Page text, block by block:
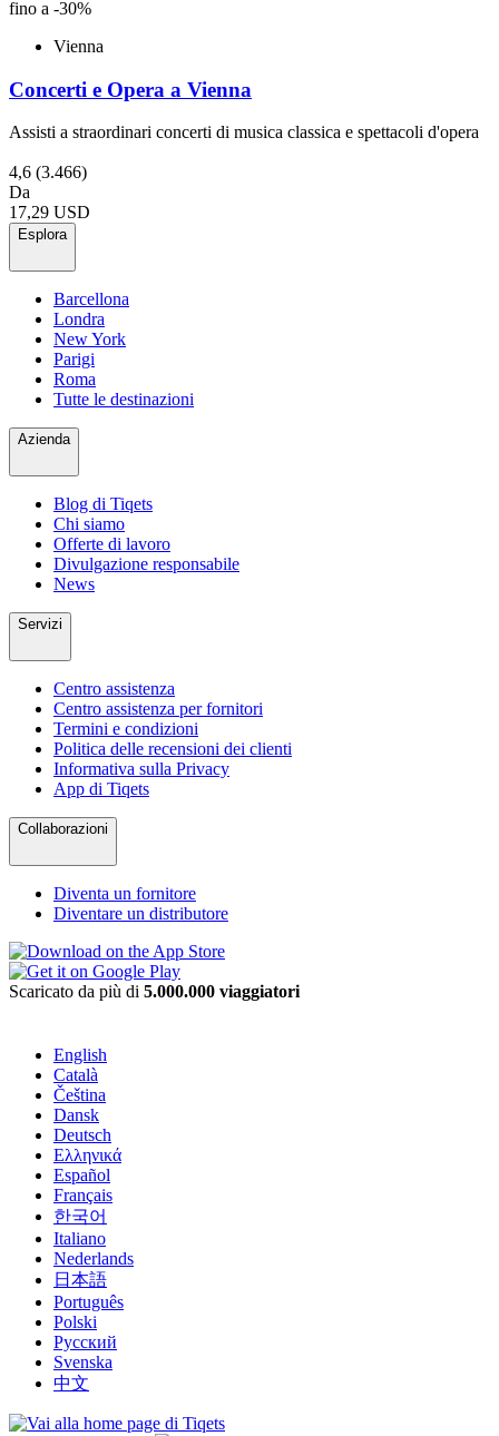
fino a -30%
Vienna
Concerti e Opera a Vienna
Assisti a straordinari concerti di musica classica e spettacoli d'opera
4,6 (3.466)
Da
17,29 USD
Esplora
Barcellona
Londra
New York
Parigi
Roma
Tutte le destinazioni
Azienda
Blog di Tiqets
Chi siamo
Offerte di lavoro
Divulgazione responsabile
News
Servizi
Centro assistenza
Centro assistenza per fornitori
Termini e condizioni
Politica delle recensioni dei clienti
Informativa sulla Privacy
App di Tiqets
Collaborazioni
Diventa un fornitore
Diventare un distributore
Scaricato da più di 5.000.000 viaggiatori
English
Català
Čeština
Dansk
Deutsch
Ελληνικά
Español
Français
한국어
Italiano
Nederlands
日本語
Português
Polski
Русский
Svenska
中文